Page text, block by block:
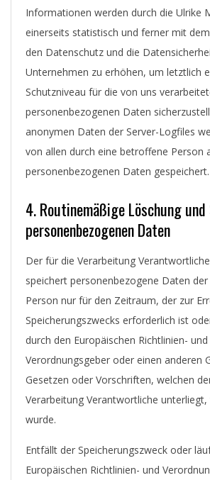
Informationen werden durch die Ulrike
einerseits statistisch und ferner mit
den Datenschutz und die
Unternehmen zu erhöhen, um letztlich
Schutzniveau für die von uns
personenbezogenen Daten
anonymen Daten der Server-Logfiles
von allen durch eine betroffene Person
personenbezogenen Daten gespeichert.
4. Routinemäßige Löschung
personenbezogenen Daten
Der für die Verarbeitung
speichert personenbezogene Daten
Person nur für den Zeitraum, der zur
Speicherungszwecks erforderlich ist
durch den Europäischen Richtlinien- und
Verordnungsgeber oder einen anderen
Gesetzen oder Vorschriften, welchen
Verarbeitung Verantwortliche unterliegt,
wurde.
Entfällt der Speicherungszweck oder
Europäischen Richtlinien- und